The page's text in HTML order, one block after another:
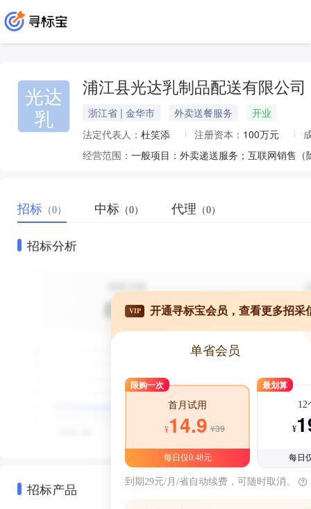
光达
乳
浦江县光达乳制品配送有限公司
浙江省 | 金华市 外卖送餐服务
开业
法定代表人： 杜笑添 注册资本： 100万元
经营范围： 一般项目：外卖递送服务；互联网销售
招标 （0） 中标 （0） 代理 （0）
招标分析
招标产品
VIP 开通寻标宝会员，查看更多招采
单省会员
限购一次
首月试用
¥14.9 ¥39
每日仅0.48元
最划算
12
¥
每日
到期29元/月/省自动续费，可随时取消。